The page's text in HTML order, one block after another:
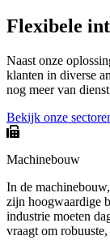
Flexibele
Naast onze
klanten in diverse
nog meer van
Bekijk onze
Machinebouw
In de
zijn hoogwaardige
industrie moeten
vraagt om